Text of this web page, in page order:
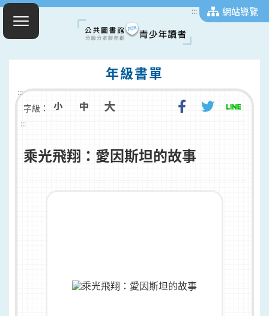
::: 網站導覽
年級書單
:::
字級：
:::
乘光飛翔：愛因斯坦的故事